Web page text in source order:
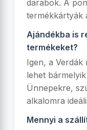
darabok. A
termékkártyák
Ajándékba is
termékeket?
Igen, a Verdák
lehet
Ünnepekre,
alkalomra
Mennyi a